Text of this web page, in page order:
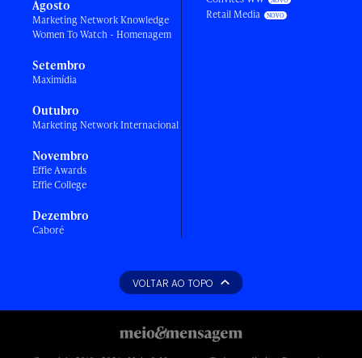
Agosto
Marketing Network Knowledge
Women To Watch - Homenagem
Setembro
Maximídia
Outubro
Marketing Network Internacional
Novembro
Effie Awards
Effie College
Dezembro
Caboré
Retail Media
VOLTAR AO TOPO